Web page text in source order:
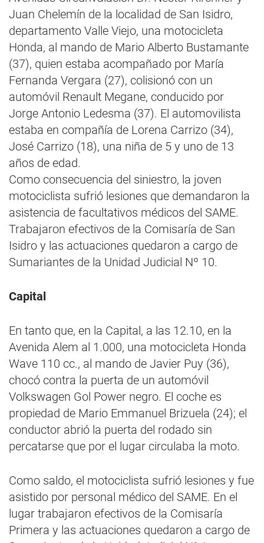
Juan Chelemín de la localidad de San Isidro,
departamento Valle Viejo, una motocicleta
Honda, al mando de Mario Alberto Bustamante
(37), quien estaba acompañado por María
Fernanda Vergara (27), colisionó con un
automóvil Renault Megane, conducido por
Jorge Antonio Ledesma (37). El automovilista
estaba en compañía de Lorena Carrizo (34),
José Carrizo (18), una niña de 5 y uno de 13
años de edad.
Como consecuencia del siniestro, la joven
motociclista sufrió lesiones que demandaron la
asistencia de facultativos médicos del SAME.
Trabajaron efectivos de la Comisaría de San
Isidro y las actuaciones quedaron a cargo de
Sumariantes de la Unidad Judicial Nº 10.
Capital
En tanto que, en la Capital, a las 12.10, en la
Avenida Alem al 1.000, una motocicleta Honda
Wave 110 cc., al mando de Javier Puy (36),
chocó contra la puerta de un automóvil
Volkswagen Gol Power negro. El coche es
propiedad de Mario Emmanuel Brizuela (24); el
conductor abrió la puerta del rodado sin
percatarse que por el lugar circulaba la moto.
Como saldo, el motociclista sufrió lesiones y fue
asistido por personal médico del SAME. En el
lugar trabajaron efectivos de la Comisaría
Primera y las actuaciones quedaron a cargo de